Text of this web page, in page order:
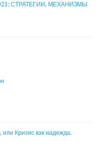
СТРАТЕГИИ, МЕХАНИЗМЫ
Кризис как надежда.